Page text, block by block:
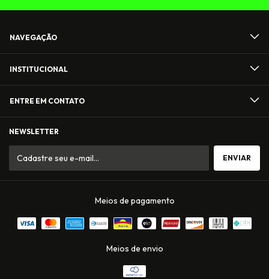
NAVEGAÇÃO
INSTITUCIONAL
ENTRE EM CONTATO
NEWSLETTER
Meios de pagamento
Meios de envio